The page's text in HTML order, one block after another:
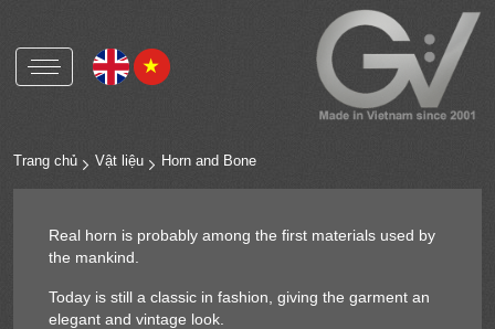
Nút xà cừ và phụ kiện
Nút kim loại và phụ kiện
Trang chủ Vật liệu Horn and Bone
Real horn is probably among the first materials used by
the mankind.
Today is still a classic in fashion, giving the garment an
elegant and vintage look.